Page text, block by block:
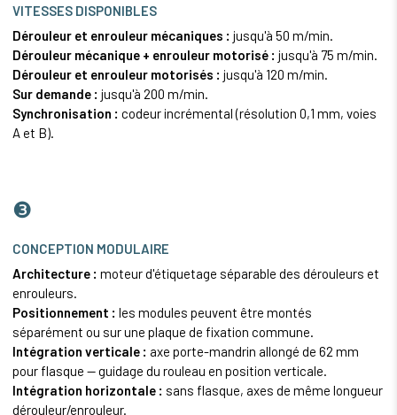
VITESSES DISPONIBLES
Dérouleur et enrouleur mécaniques : jusqu'à 50 m/min.
Dérouleur mécanique + enrouleur motorisé : jusqu'à 75 m/min.
Dérouleur et enrouleur motorisés : jusqu'à 120 m/min.
Sur demande : jusqu'à 200 m/min.
Synchronisation : codeur incrémental (résolution 0,1 mm, voies
A et B).
❸
CONCEPTION MODULAIRE
Architecture : moteur d'étiquetage séparable des dérouleurs et
enrouleurs.
Positionnement : les modules peuvent être montés
séparément ou sur une plaque de fixation commune.
Intégration verticale : axe porte-mandrin allongé de 62 mm
pour flasque — guidage du rouleau en position verticale.
Intégration horizontale : sans flasque, axes de même longueur
dérouleur/enrouleur.